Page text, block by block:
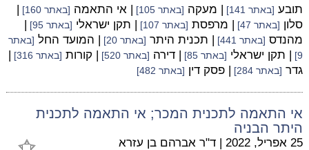
תובע [באתר 141] | מעקה [באתר 105] | אי התאמה [באתר 160]
|
סלון [באתר 47] | מרפסת [באתר 107] | תקן ישראלי [באתר 95]
|
מהנדס [באתר 441] | תכנית היתר [באתר 20] | המועד החל [באתר
9]
| תקן ישראלי [באתר 85] | דירה [באתר 520] | קורות [באתר 316]
|
גדר [באתר 284] | פסק דין [באתר 482]
אי התאמה לתכנית המכר; אי התאמה לתכנית
היתר הבניה
25 אפריל, 2022 | ד"ר אברהם בן עזרא